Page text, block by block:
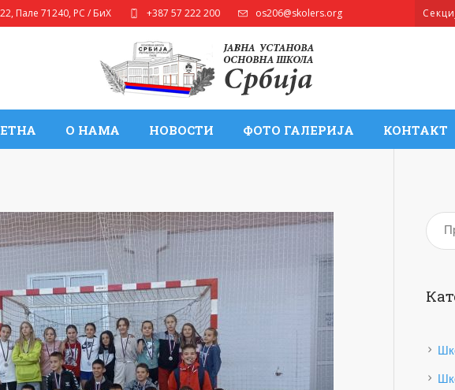
, Пале 71240, РС / БиХ +387 57 222 200 os206@skolers.org
О НАМА НОВОСТИ ФОТО ГАЛЕРИЈА КОНТАКТ